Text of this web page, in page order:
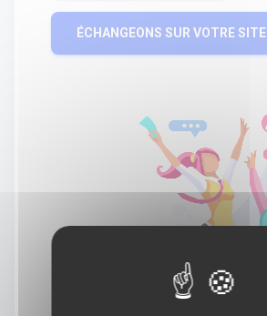
ÉCHANGEONS SUR VOTRE SITE